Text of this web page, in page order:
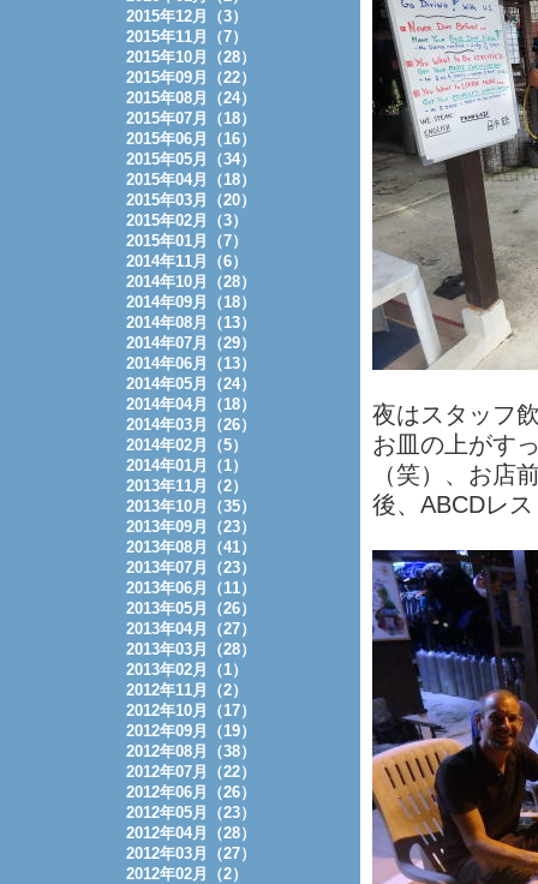
夜はスタッフ
お皿の上がす
（笑）、お店
後、ABCDレ
2015年12月（3）
2015年11月（7）
2015年10月（28）
2015年09月（22）
2015年08月（24）
2015年07月（18）
2015年06月（16）
2015年05月（34）
2015年04月（18）
2015年03月（20）
2015年02月（3）
2015年01月（7）
2014年11月（6）
2014年10月（28）
2014年09月（18）
2014年08月（13）
2014年07月（29）
2014年06月（13）
2014年05月（24）
2014年04月（18）
2014年03月（26）
2014年02月（5）
2014年01月（1）
2013年11月（2）
2013年10月（35）
2013年09月（23）
2013年08月（41）
2013年07月（23）
2013年06月（11）
2013年05月（26）
2013年04月（27）
2013年03月（28）
2013年02月（1）
2012年11月（2）
2012年10月（17）
2012年09月（19）
2012年08月（38）
2012年07月（22）
2012年06月（26）
2012年05月（23）
2012年04月（28）
2012年03月（27）
2012年02月（2）